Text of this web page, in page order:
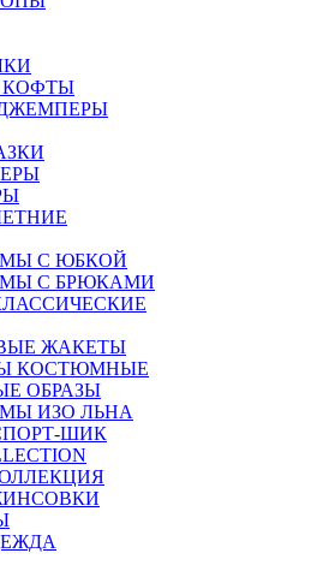
КОФТЫ
С ЮБКОЙ
С БРЮКАМИ
ЖАКЕТЫ
КОСТЮМНЫЕ
ОБРАЗЫ
ИЗО ЛЬНА
ШИК